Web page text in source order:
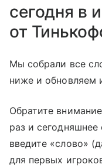
сегодня в
от
Мы собрали все
ниже и обновляем
Обратите
раз и
введите «слово»
для первых